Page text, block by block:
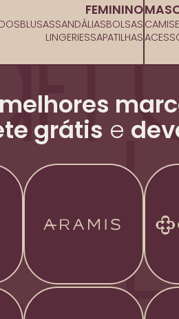
FEMININO
BOLSAS
SANDÁLIAS
BLUSAS
SAPATILHAS
LINGERIES
melhores
grátis e